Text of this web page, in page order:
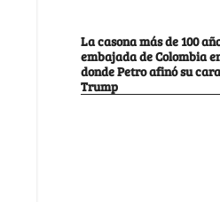
La casona más de 100
embajada de Colombia
donde Petro afinó su
Trump